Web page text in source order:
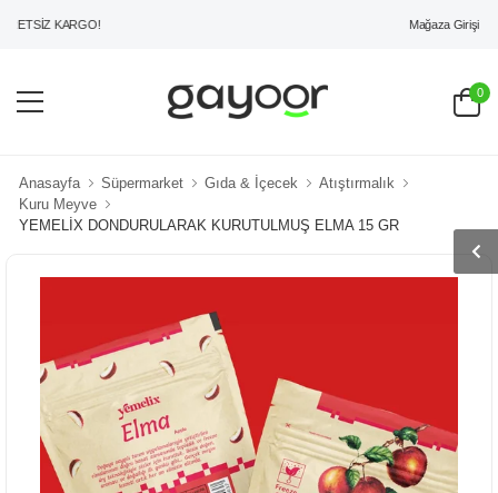
KARGO! Mağaza Girişi
0
Anasayfa Süpermarket Gıda & İçecek
Atıştırmalık
Kuru Meyve
YEMELİX DONDURULARAK KURUTULMUŞ ELMA 15 GR